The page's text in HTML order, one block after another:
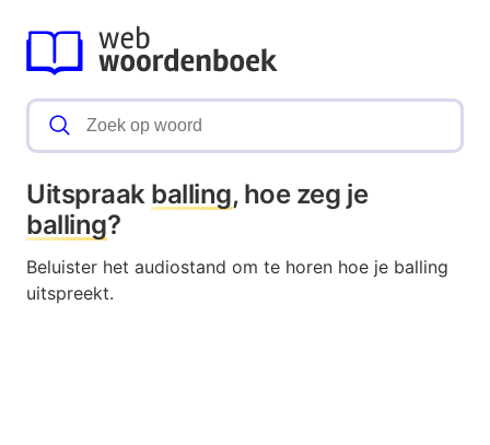
Uitspraak balling, hoe zeg je
balling?
Beluister het audiostand om te horen hoe je balling
uitspreekt.